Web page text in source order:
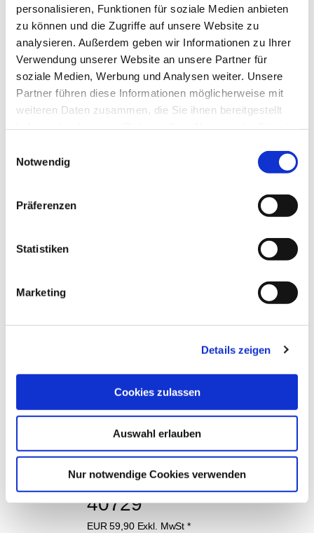
personalisieren, Funktionen für soziale Medien anbieten
zu können und die Zugriffe auf unsere Website zu
analysieren. Außerdem geben wir Informationen zu Ihrer
Verwendung unserer Website an unsere Partner für
soziale Medien, Werbung und Analysen weiter. Unsere
Partner führen diese Informationen möglicherweise mit
weiteren Daten zusammen, die Sie ihnen bereitgestellt
Notwendig
Präferenzen
Statistiken
Marketing
Details zeigen
Cookies zulassen
Auswahl erlauben
Nur notwendige Cookies verwenden
Einhandzwinge 150 mm, 1 Paar Art. 22526
29,49Exkl. MwSt
EUR35,09Inkl. MwSt *
2 Stück (€ 17,55 / Stück)
DIESE PRODUKTE
KÖNNTEN SIE AUCH
INTERESSIEREN:
Gehrungsschlitten mit
Absaugung, Art. 40723
99,84Inkl. MwSt *
Schleif-Schlitten inkl.
Staubabsaugung, Art.
40729
EUR59,90 Exkl. MwSt *